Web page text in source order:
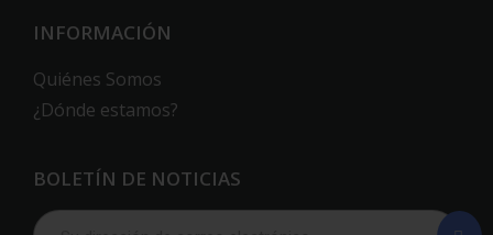
INFORMACIÓN
Quiénes Somos
¿Dónde estamos?
BOLETÍN DE NOTICIAS